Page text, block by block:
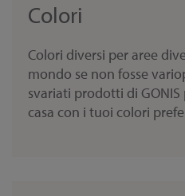
Colori
Colori diversi per aree
mondo se non fosse
svariati prodotti di
casa con i tuoi colori